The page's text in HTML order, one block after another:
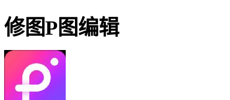
修图P图编辑